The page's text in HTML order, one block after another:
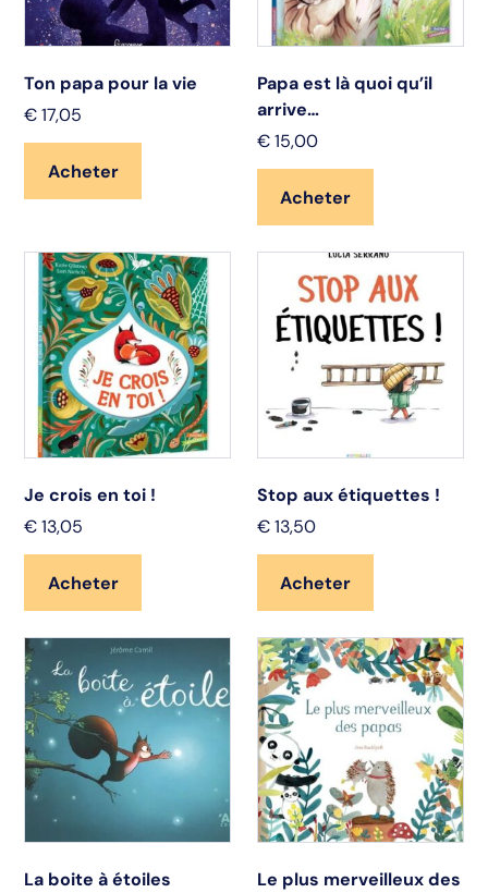
Ton papa pour la vie
€ 17,05
Acheter
Papa est là quoi qu’il
arrive…
€ 15,00
Acheter
Je crois en toi !
€ 13,05
Acheter
Stop aux étiquettes !
€ 13,50
Acheter
La boite à étoiles
Le plus merveilleux des